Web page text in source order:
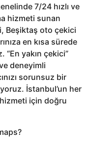
7/24 hızlı ve
hizmeti sunan
Beşiktaş oto çekici
en kısa sürede
“En yakın çekici”
deneyimli
sorunsuz bir
İstanbul’un her
için doğru